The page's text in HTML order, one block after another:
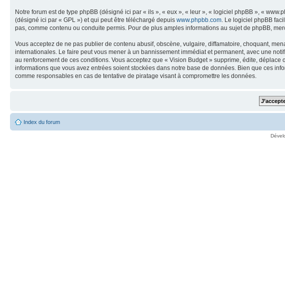
Notre forum est de type phpBB (désigné ici par « ils », « eux », « leur », « logiciel phpBB », «
(désigné ici par « GPL ») et qui peut être téléchargé depuis www.phpbb.com . Le logiciel phpBB
pas, comme contenu ou conduite permis. Pour de plus amples informations au sujet de phpBB,
Vous acceptez de ne pas publier de contenu abusif, obscène, vulgaire, diffamatoire, choquant,
internationales. Le faire peut vous mener à un bannissement immédiat et permanent, avec une
au renforcement de ces conditions. Vous acceptez que « Vision Budget » supprime, édite,
informations que vous avez entrées soient stockées dans notre base de données. Bien que ces
comme responsables en cas de tentative de piratage visant à compromettre les données.
Index du forum